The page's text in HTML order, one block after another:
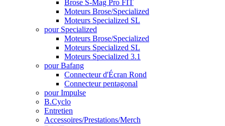
Brose S-Mag Pro FIT
Moteurs Brose/Specialized
Moteurs Specialized SL
pour Specialized
Moteurs Brose/Specialized
Moteurs Specialized SL
Moteurs Specialized 3.1
pour Bafang
Connecteur d'Écran Rond
Connecteur pentagonal
pour Impulse
B.Cyclo
Entretien
Accessoires/Prestations/Merch